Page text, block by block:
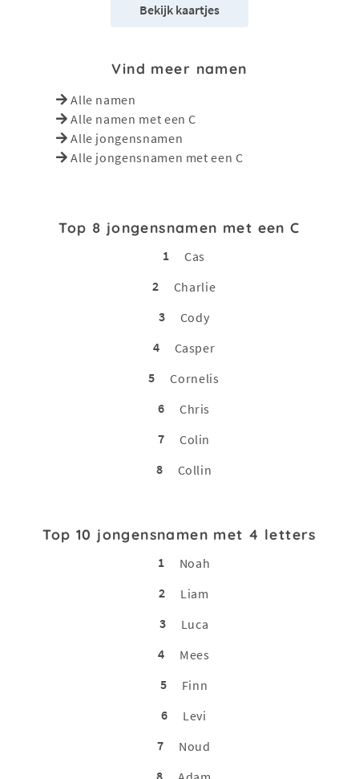
Bekijk kaartjes
Vind meer namen
Alle namen
Alle namen met een C
Alle jongensnamen
Alle jongensnamen met een C
Top 8 jongensnamen met een C
1
Cas
2
Charlie
3
Cody
4
Casper
5
Cornelis
6
Chris
7
Colin
8
Collin
Top 10 jongensnamen met 4 letters
1
Noah
2
Liam
3
Luca
4
Mees
5
Finn
6
Levi
7
Noud